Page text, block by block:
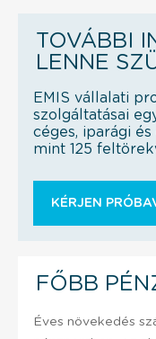
TOVÁBBI
LENNE
EMIS vállalati
szolgáltatásai
céges, iparági
mint 125
KÉRJEN
FŐBB
Éves növekedés